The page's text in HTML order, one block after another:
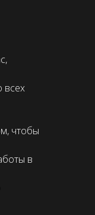
всех
чтобы
в